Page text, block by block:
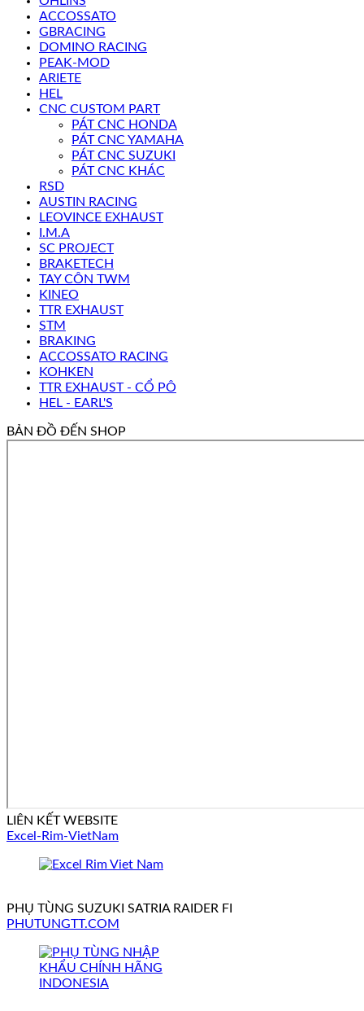
ACCOSSATO
GBRACING
DOMINO RACING
PEAK-MOD
ARIETE
HEL
CNC CUSTOM PART
PÁT CNC HONDA
PÁT CNC YAMAHA
PÁT CNC SUZUKI
PÁT CNC KHÁC
RSD
AUSTIN RACING
LEOVINCE EXHAUST
I.M.A
SC PROJECT
BRAKETECH
TAY CÔN TWM
KINEO
TTR EXHAUST
STM
BRAKING
ACCOSSATO RACING
KOHKEN
TTR EXHAUST - CỔ PÔ
HEL - EARL'S
BẢN ĐỒ ĐẾN SHOP
LIÊN KẾT WEBSITE
Excel-Rim-VietNam
PHỤ TÙNG SUZUKI SATRIA RAIDER FI
PHUTUNGTT.COM